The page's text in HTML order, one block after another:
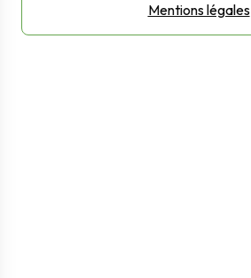
Mentions légales